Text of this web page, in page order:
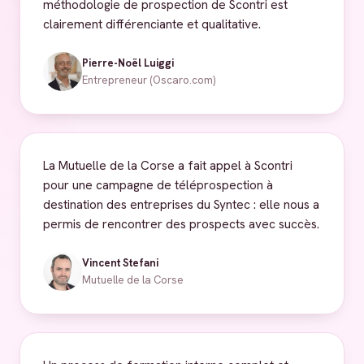
méthodologie de prospection de Scontri est
clairement différenciante et qualitative.
Pierre-Noël Luiggi
Entrepreneur (Oscaro.com)
La Mutuelle de la Corse a fait appel à Scontri
pour une campagne de téléprospection à
destination des entreprises du Syntec : elle nous a
permis de rencontrer des prospects avec succès.
Vincent Stefani
Mutuelle de la Corse